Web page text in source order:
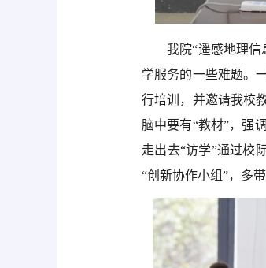
我院“遥感地理
学服务的一些难题。
行培训，并邀请我校
脑中要有“教材”，强
走出去“访学”通过校
“创新协作小组”，多